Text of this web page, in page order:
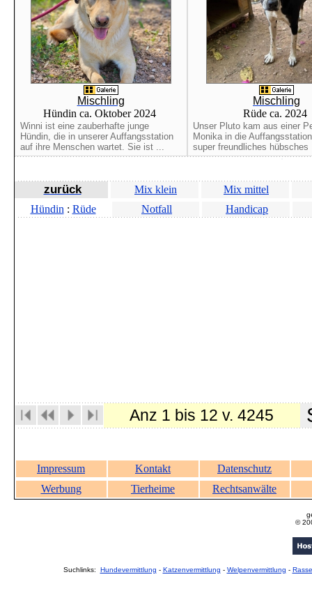
Mischling
Hündin ca. Oktober 2024
Winni ist eine zauberhafte junge
Hündin, die in unserer Auffangsstation
auf ihre Menschen wartet. Sie ist ...
Mischling
Rüde ca. 2024
Unser Pluto kam aus einer
Monika in die
super freundliches hübsches
zurück Mix klein
Mix mittel
Hündin : Rüde Notfall Handicap
Anz 1 bis 12 v. 4245
Impressum Kontakt
Datenschutz
Werbung
Tierheime Rechtsanwälte
©
Suchlinks: Hundevermittlung - Katzenvermittlung - Welpenvermittlung -